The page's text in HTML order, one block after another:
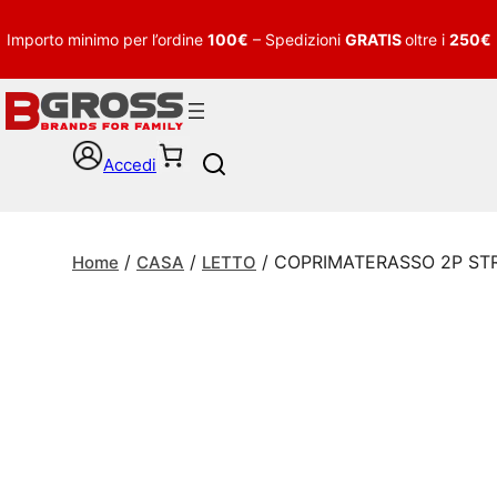
Importo minimo per l’ordine 100€ – Spedizioni GRATISoltre i 250€
Accedi
c
Home / CASA / LETTO / COPRIMATERASSO 2P